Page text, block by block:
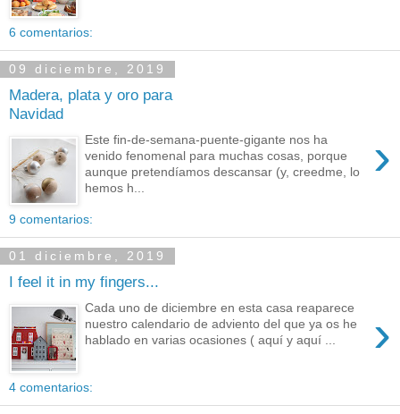
6 comentarios:
09 diciembre, 2019
Madera, plata y oro para
Navidad
›
Este fin-de-semana-puente-gigante nos ha
venido fenomenal para muchas cosas, porque
aunque pretendíamos descansar (y, creedme, lo
hemos h...
9 comentarios:
01 diciembre, 2019
I feel it in my fingers...
›
Cada uno de diciembre en esta casa reaparece
nuestro calendario de adviento del que ya os he
hablado en varias ocasiones ( aquí y aquí ...
4 comentarios: